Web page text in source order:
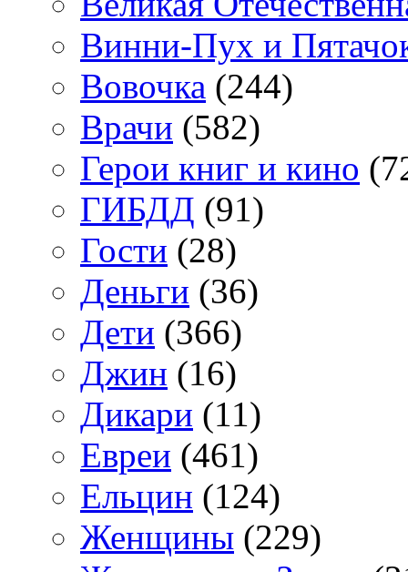
Винни-Пух и
Вовочка (244)
Врачи (582)
Герои книг и кино
ГИБДД (91)
Гости (28)
Деньги (36)
Дети (366)
Джин (16)
Дикари (11)
Евреи (461)
Ельцин (124)
Женщины (229)